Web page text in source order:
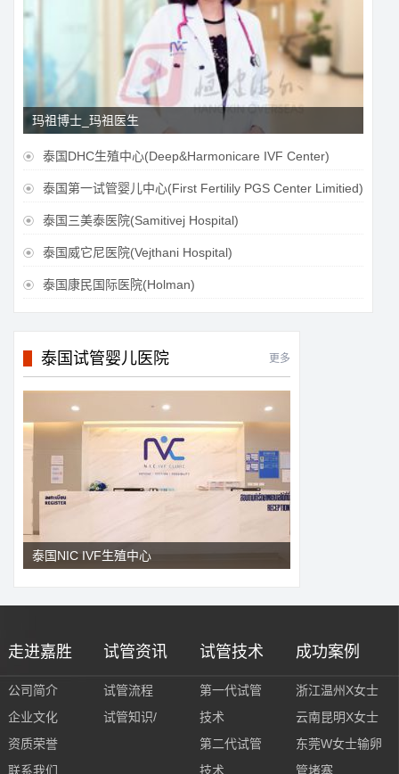
玛祖博士_玛祖医生
 泰国DHC生殖中心(Deep&Harmonicare IVF Center)
 泰国第一试管婴儿中心(First Fertilily PGS Center Limitied)
 泰国三美泰医院(Samitivej Hospital)
 泰国威它尼医院(Vejthani Hospital)
 泰国康民国际医院(Holman)
泰国试管婴儿医院 更多
泰国NIC IVF生殖中心
走进嘉胜
公司简介
企业文化
资质荣誉
联系我们
试管资讯
试管流程
试管知识/
试管技术
第一代试管
技术
第二代试管
技术
成功案例
浙江温州X女士
云南昆明X女士
东莞W女士输卵
管堵塞